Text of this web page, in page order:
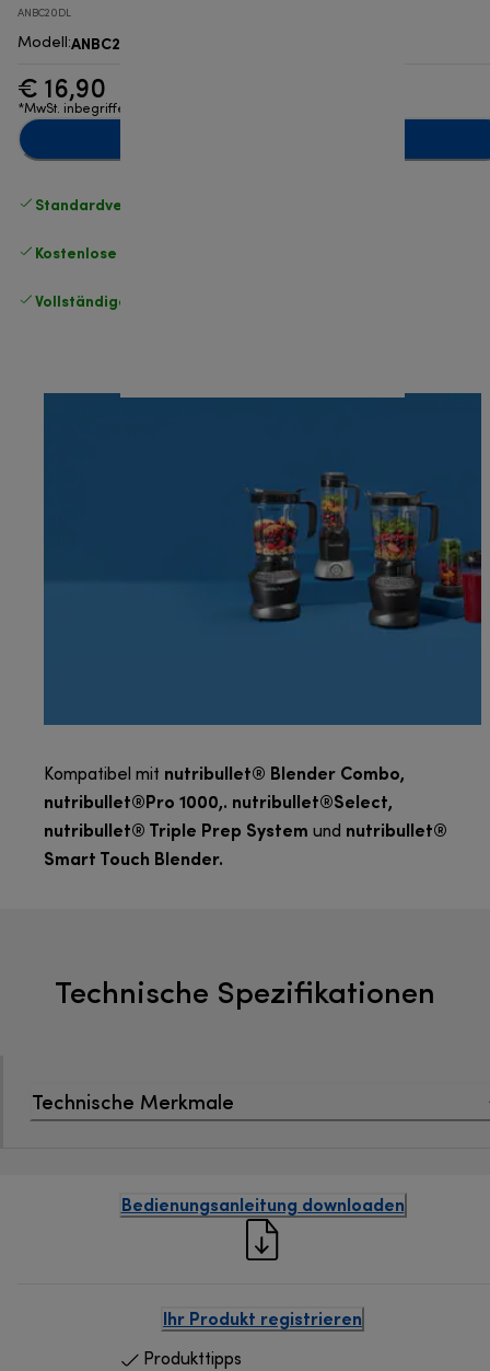
ANBC20DL
Modell :ANBC20DL
€ 16,90
*MwSt. inbegriffen
Standardversand kostenlos
Kostenlose Rücksendungen
Vollständige Herstellergarantie
Kompatibel mit nutribullet® Blender Combo,
nutribullet®Pro 1000,. nutribullet®Select,
nutribullet® Triple Prep System und nutribullet®
Smart Touch Blender.
Technische Spezifikationen
Technische Merkmale
Bedienungsanleitung downloaden
Ihr Produkt registrieren
Produkttipps